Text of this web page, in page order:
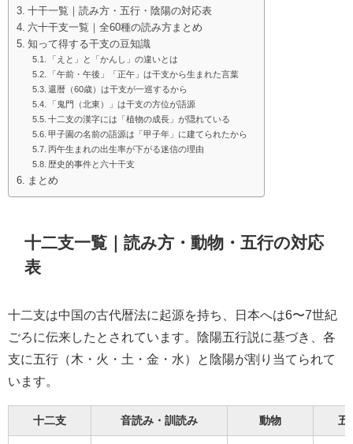
十干一覧｜読み方・五行・陰陽の対応表
六十干支一覧｜全60種の読み方まとめ
知って得する干支の豆知識
「えと」と「かんし」の違いとは
「午前・午後」「正午」は干支から生まれた言葉
還暦（60歳）は干支が一巡するから
「鬼門（北東）」は干支の方位が語源
十二支の漢字には「植物の成長」が隠れている
甲子園の名前の語源は「甲子年」に建てられたから
丙午生まれの出生率が下がる迷信の理由
歴史的事件と六十干支
まとめ
十二支一覧｜読み方・動物・五行の対応
表
十二支は中国の古代暦法に起源を持ち、日本へは6〜7世紀
ごろに伝来したとされています。陰陽五行説に基づき、各
支に五行（木・火・土・金・水）と陰陽が割り当てられて
います。
十二支 音読み・訓読み 動物 五